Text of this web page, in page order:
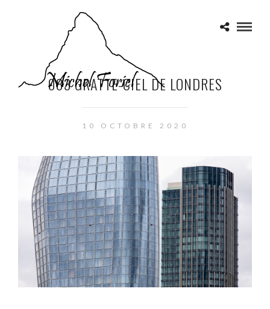
083 GRATTE-CIEL DE LONDRES
10 OCTOBRE 2020